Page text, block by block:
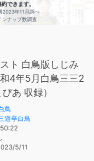
できます。
2023年11月調べ
ンナップ数調査
ト 白鳥版しじみ
4年5月白鳥三三2
あ 収録）
鳥
遊亭白鳥
5/11